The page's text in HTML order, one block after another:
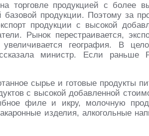
торговле продукцией с более
базовой продукции. Поэтому за
продукции с высокой
Рынок перестраивается,
увеличивается география. В
министр. Если раньше
сырье и готовые продукты
с высокой добавленной
филе и икру, молочную
изделия, алкогольные